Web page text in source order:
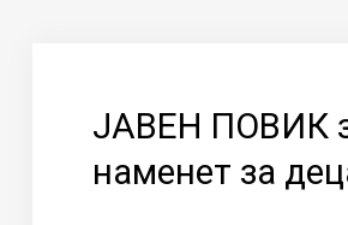
ЈАВЕН ПОВИК
наменет за